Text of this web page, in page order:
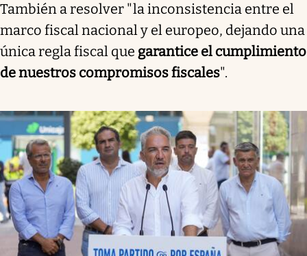
También a resolver "la inconsistencia entre el
marco fiscal nacional y el europeo, dejando una
única regla fiscal que garantice el cumplimiento
de nuestros compromisos fiscales".